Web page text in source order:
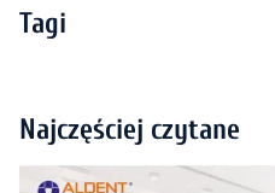
Tagi
Najczęściej czytane